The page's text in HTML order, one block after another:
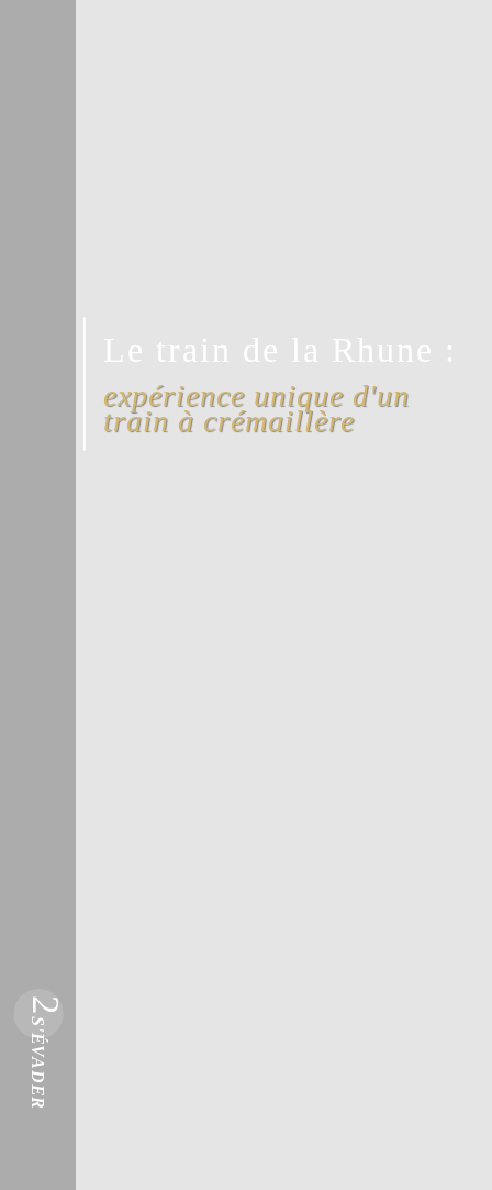
Le train de la Rhune :
expérience unique d'un
train à crémaillère
2
S'ÉVADER